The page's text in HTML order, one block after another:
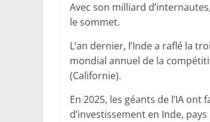
Avec son milliard
le sommet.
L’an dernier, l’Inde a raflé la
mondial annuel de la
(Californie).
En 2025, les géants de l’IA
d’investissement en Inde,